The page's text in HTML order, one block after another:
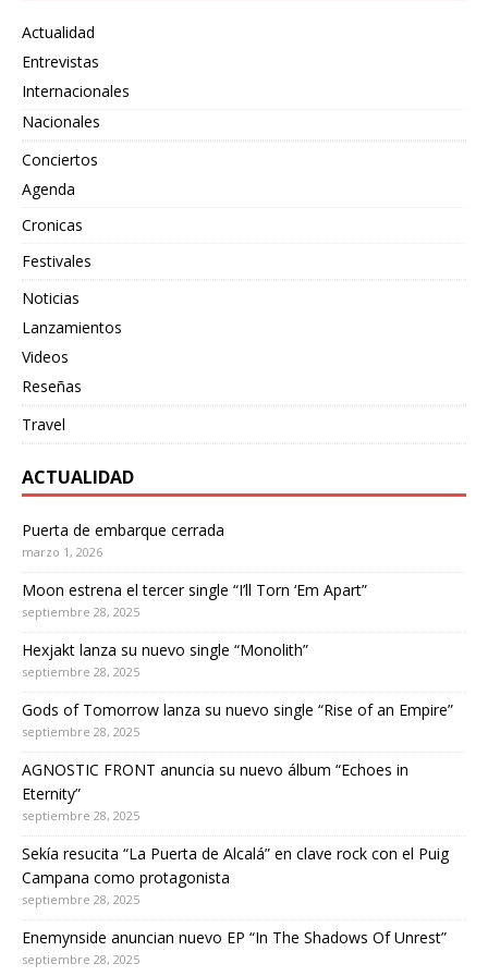
Actualidad
Entrevistas
Internacionales
Nacionales
Conciertos
Agenda
Cronicas
Festivales
Noticias
Lanzamientos
Videos
Reseñas
Travel
ACTUALIDAD
Puerta de embarque cerrada
marzo 1, 2026
Moon estrena el tercer single “I’ll Torn ‘Em Apart”
septiembre 28, 2025
Hexjakt lanza su nuevo single “Monolith”
septiembre 28, 2025
Gods of Tomorrow lanza su nuevo single “Rise of an Empire”
septiembre 28, 2025
AGNOSTIC FRONT anuncia su nuevo álbum “Echoes in
Eternity”
septiembre 28, 2025
Sekía resucita “La Puerta de Alcalá” en clave rock con el Puig
Campana como protagonista
septiembre 28, 2025
Enemynside anuncian nuevo EP “In The Shadows Of Unrest”
septiembre 28, 2025